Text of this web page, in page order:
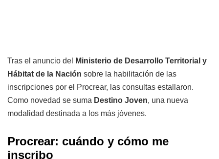
Tras el anuncio del
Ministerio de Desarrollo Territorial y
Hábitat de la Nación sobre la habilitación de las
inscripciones por el Procrear, las consultas estallaron.
Como novedad se suma Destino Joven, una nueva
modalidad destinada a los más jóvenes.
Procrear: cuándo y cómo me
inscribo